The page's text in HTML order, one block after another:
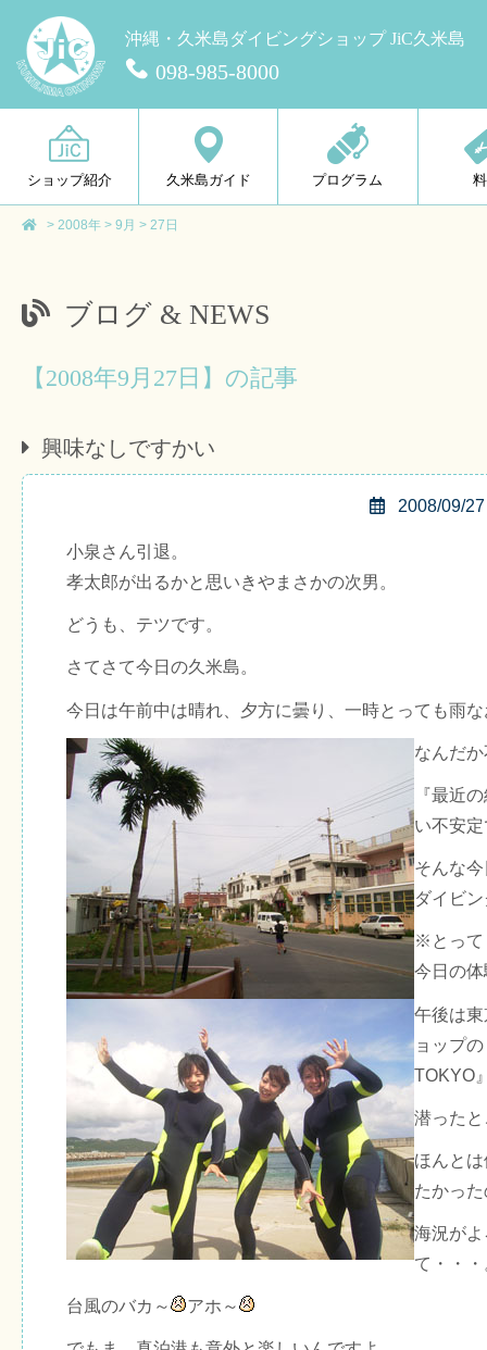
沖縄・久米島ダイビングショップ JiC久米島
098-985-8000
ショップ紹介 久米島ガイド プログラム
> 2008年 > 9月 > 27日
ブログ & NEWS
【2008年9月27日】の記事
興味なしですかい
2008/09/27
小泉さん引退。
孝太郎が出るかと思いきやまさかの次男。
どうも、テツです。
さてさて今日の久米島。
今日は午前中は晴れ、夕方に曇り、一時とっても雨
なんだ
『最近
い不安
そんな
ダイビ
※とって
今日の
午後は
ョップ
TOKYO
潜った
ほんと
たかっ
海況が
て・・・
台風のバカ～ アホ～